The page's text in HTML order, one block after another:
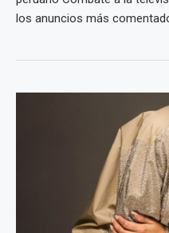
los anuncios más